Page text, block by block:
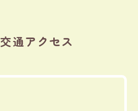
交通アクセス